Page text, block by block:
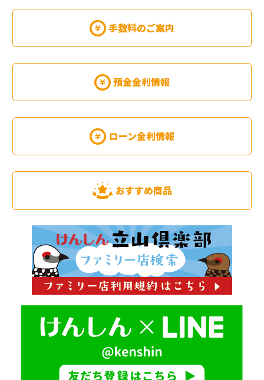
手数料のご案内
預金金利情報
ローン金利情報
おすすめ商品